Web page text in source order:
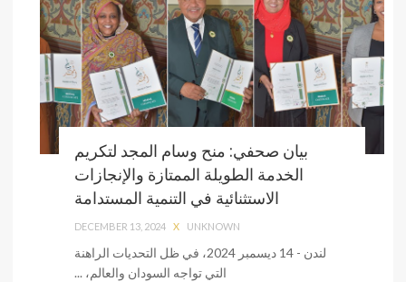
بيان صحفي: منح وسام المجد لتكريم
الخدمة الطويلة الممتازة والإنجازات
الاستثنائية في التنمية المستدامة
DECEMBER 13, 2024 X UNKNOWN
لندن - 14 ديسمبر 2024، في ظل التحديات الراهنة
التي تواجه السودان والعالم، ...